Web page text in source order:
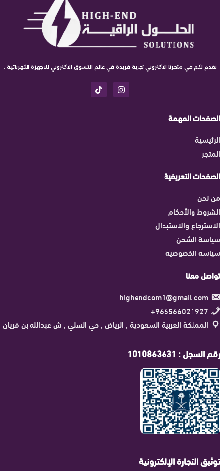
نقدم لكم في متجرنا الاكتروني تجربة فريدة في عالم التسوق الاكتروني للاجهزة الكهربائية .
الصفحات المهمة
الرئيسية
المتجر
الصفحات التعريفية
من نحن
الشروط والأحكام
الاسترجاع والاستبدال
سياسة الشحن
سياسة الخصوصية
تواصل معنا
highendcom1@gmail.com
966566021927+
المملكة العربية السعودية , الرياض , حي السلي , ش عبدالله بن فريان
رقم السجل : 1010863631
توثيق التجارة الإلكترونية